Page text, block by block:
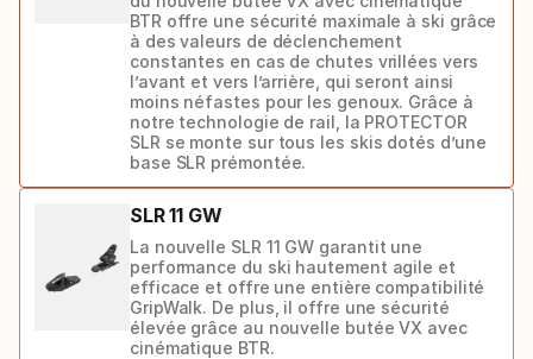
BTR offre une sécurité maximale à ski grâce
à des valeurs de déclenchement
constantes en cas de chutes vrillées vers
l’avant et vers l’arrière, qui seront ainsi
moins néfastes pour les genoux. Grâce à
notre technologie de rail, la PROTECTOR
SLR se monte sur tous les skis dotés d’une
base SLR prémontée.
SLR 11 GW
La nouvelle SLR 11 GW garantit une
performance du ski hautement agile et
efficace et offre une entière compatibilité
GripWalk. De plus, il offre une sécurité
élevée grâce au nouvelle butée VX avec
cinématique BTR.